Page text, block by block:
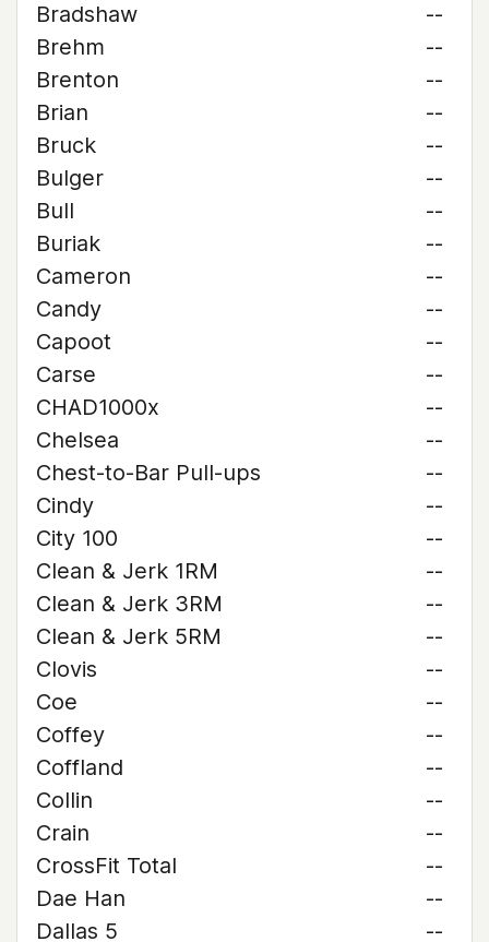
Bradshaw
--
Brehm
--
Brenton
--
Brian
--
Bruck
--
Bulger
--
Bull
--
Buriak
--
Cameron
--
Candy
--
Capoot
--
Carse
--
CHAD1000x
--
Chelsea
--
Chest-to-Bar Pull-ups
--
Cindy
--
City 100
--
Clean & Jerk 1RM
--
Clean & Jerk 3RM
--
Clean & Jerk 5RM
--
Clovis
--
Coe
--
Coffey
--
Coffland
--
Collin
--
Crain
--
CrossFit Total
--
Dae Han
--
Dallas 5
--